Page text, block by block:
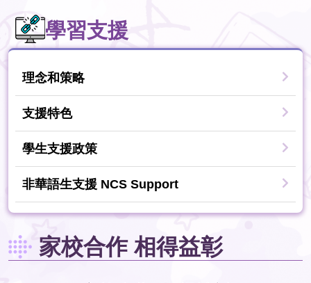
學習支援
理念和策略
支援特色
學生支援政策
非華語生支援 NCS Support
家校合作 相得益彰